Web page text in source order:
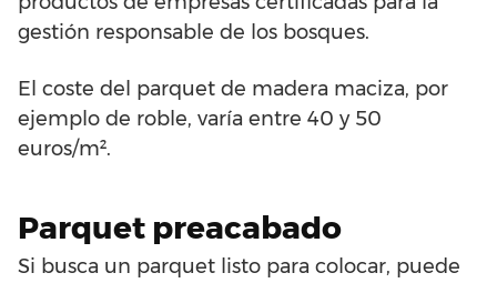
gestión responsable de los bosques.
El coste del parquet de madera maciza, por
ejemplo de roble, varía entre 40 y 50
euros/m².
Parquet preacabado
Si busca un parquet listo para colocar, puede